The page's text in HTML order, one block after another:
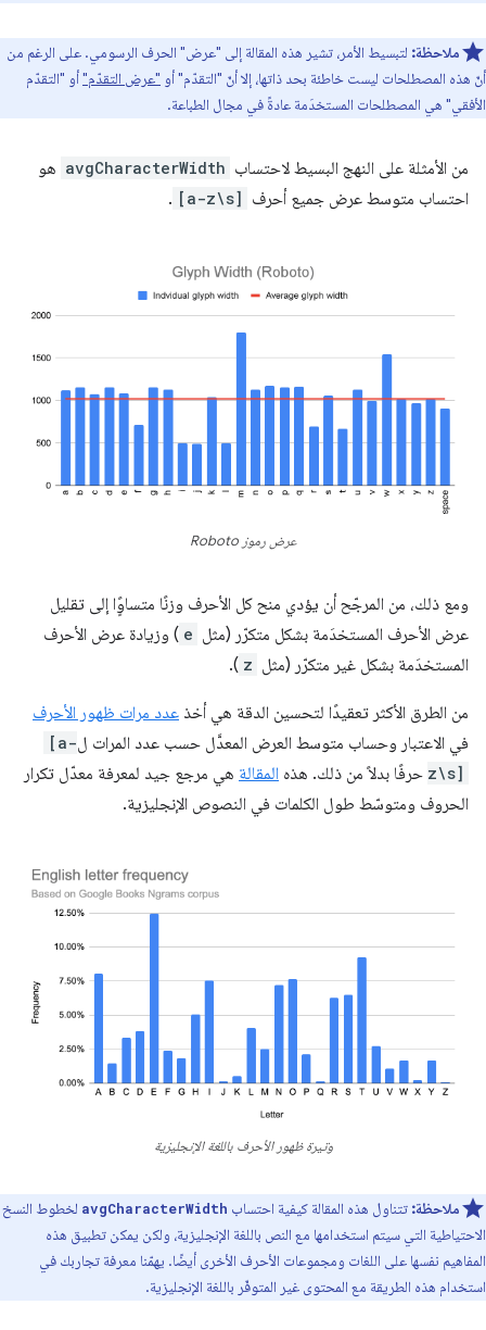
ملاحظة: لتبسيط الأمر، تشير هذه المقالة إلى "عرض" الحرف الرسومي. على الرغم من
أنّ هذه المصطلحات ليست خاطئة بحد ذاتها، إلا أنّ "التقدّم" أو "عرض التقدّم"أو "التقدّم
الأفقي" هي المصطلحات المستخدَمة عادةً في مجال الطباعة.
من الأمثلة على النهج البسيط لاحتساب avgCharacterWidth هو
احتساب متوسط عرض جميع أحرف [a-z\s]
.
عرض رموز Roboto
ومع ذلك، من المرجّح أن يؤدي منح كل الأحرف وزنًا متساوًٍا إلى تقليل
عرض الأحرف المستخدَمة بشكل متكرّر (مثل e ) وزيادة عرض الأحرف
المستخدَمة بشكل غير متكرّر (مثل z
).
من الطرق الأكثر تعقيدًا لتحسين الدقة هي أخذ عدد مرات ظهور الأحرف
في الاعتبار وحساب متوسط العرض المعدَّل حسب عدد المرات ل[a-
z\s] حرفًا بدلاً من ذلك. هذه المقالة هي مرجع جيد لمعرفة معدّل تكرار
الحروف ومتوسّط طول الكلمات في النصوص الإنجليزية.
وتيرة ظهور الأحرف باللغة الإنجليزية
ملاحظة: تتناول هذه المقالة كيفية احتساب avgCharacterWidth لخطوط النسخ
الاحتياطية التي سيتم استخدامها مع النص باللغة الإنجليزية، ولكن يمكن تطبيق هذه
المفاهيم نفسها على اللغات ومجموعات الأحرف الأخرى أيضًا. يهمّنا معرفة تجاربك في
استخدام هذه الطريقة مع المحتوى غير المتوفّر باللغة الإنجليزية.